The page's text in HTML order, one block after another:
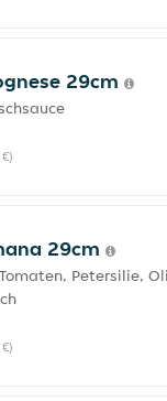
29cm
29cm
Petersilie,